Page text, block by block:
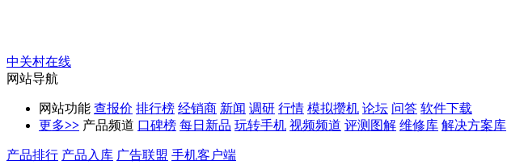
中关村在线
网站导航
网站功能 查报价 排行榜 经销商 新闻 调研 行情 模拟攒机 论坛 问答 软件下载
更多>> 产品频道 口碑榜 每日新品 玩转手机 视频频道 评测图解 维修库 解决方案库
产品排行 产品入库 广告联盟 手机客户端